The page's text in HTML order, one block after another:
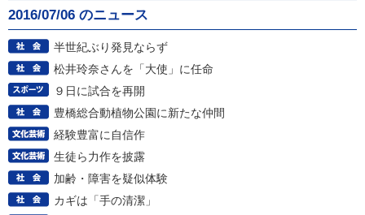
2016/07/06 のニュース
半世紀ぶり発見ならず
松井玲奈さんを「大使」に任命
９日に試合を再開
豊橋総合動植物公園に新たな仲間
経験豊富に自信作
生徒ら力作を披露
加齢・障害を疑似体験
カギは「手の清潔」